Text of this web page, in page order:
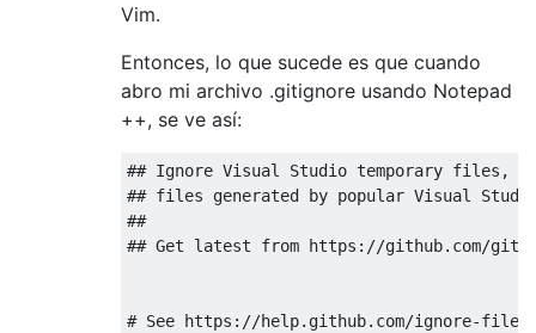
Vim.
Entonces, lo que sucede es que cuando
abro mi archivo .gitignore usando Notepad
++, se ve así:
## Ignore Visual Studio temporary files,
## files generated by popular Visual
##
## Get latest from https://github.com/
# See https://help.github.com/ignore-